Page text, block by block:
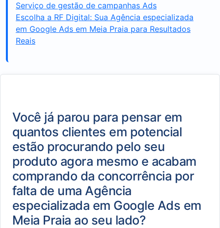
Serviço de gestão de campanhas Ads
Escolha a RF Digital: Sua Agência especializada
em Google Ads em Meia Praia para Resultados
Reais
Você já parou para pensar em
quantos clientes em potencial
estão procurando pelo seu
produto agora mesmo e acabam
comprando da concorrência por
falta de uma Agência
especializada em Google Ads em
Meia Praia ao seu lado?